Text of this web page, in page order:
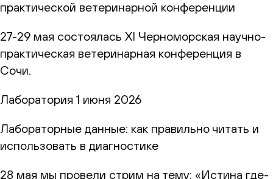
практической ветеринарной конференции
27-29 мая состоялась XI Черноморская научно-
практическая ветеринарная конференция в
Сочи.
Лаборатория 1 июня 2026
Лабораторные данные: как правильно читать и
использовать в диагностике
28 мая мы провели стрим на тему: «Истина где-